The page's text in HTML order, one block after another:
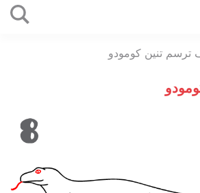
المحتوى
ترسم تنين كومودو